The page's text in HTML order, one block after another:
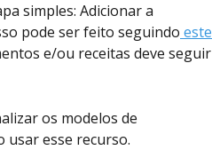
simples: Adicionar a
pode ser feito seguindo este
e/ou receitas deve seguir
os modelos de
usar esse recurso.